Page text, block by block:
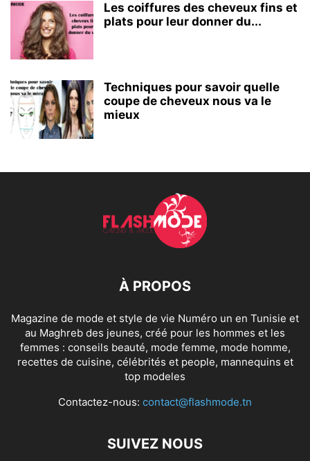
Les coiffures des cheveux fins et
plats pour leur donner du...
Techniques pour savoir quelle
coupe de cheveux nous va le
mieux
À PROPOS
Magazine de mode et style de vie Numéro un en Tunisie et
au Maghreb des jeunes, créé pour les hommes et les
femmes : conseils beauté, mode femme, mode homme,
recettes de cuisine, célébrités et people, mannequins et
top modeles
Contactez-nous: contact@flashmode.tn
SUIVEZ NOUS